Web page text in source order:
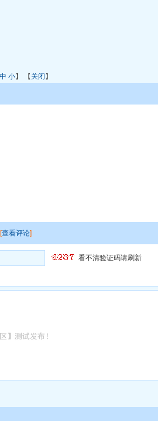
中 小】 【关闭】
[查看评论]
看不清验证码请刷新